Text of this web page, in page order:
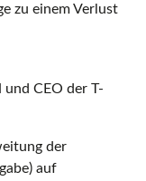
zu einem Verlust
und CEO der T-
der
auf